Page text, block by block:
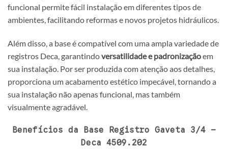
funcional permite fácil instalação em diferentes tipos de
ambientes, facilitando reformas e novos projetos hidráulicos.
Além disso, a base é compatível com uma ampla variedade de
registros Deca, garantindoversatilidade e padronizaçãoem
sua instalação. Por ser produzida com atenção aos detalhes,
proporciona um acabamento estético impecável, tornando a
sua instalação não apenas funcional, mas também
visualmente agradável.
Benefícios da Base Registro Gaveta 3/4 –
Deca 4509.202